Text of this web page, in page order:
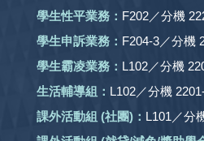
學生性平業務： F202／分機
學生申訴業務： F204-3／分機
學生霸凌業務： L102／分機
生活輔導組： L102／分機
課外活動組 (社團) ： L101／分